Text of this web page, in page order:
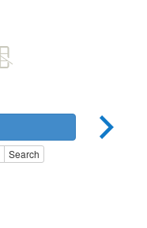
Search